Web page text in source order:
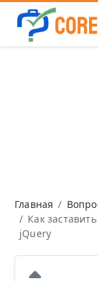
Главная
Как
jQuery